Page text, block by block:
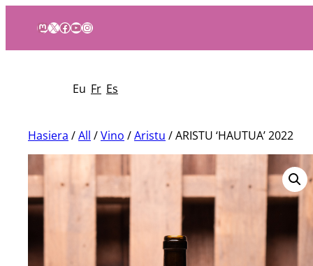
Mastodon
X Facebook
YouTube
Instagram
Eu Fr Es
Hasiera /All /Vino /Aristu / ARISTU ‘HAUTUA’ 2022